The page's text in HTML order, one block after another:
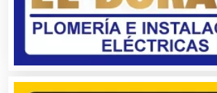
Aluminio
Ambulancias